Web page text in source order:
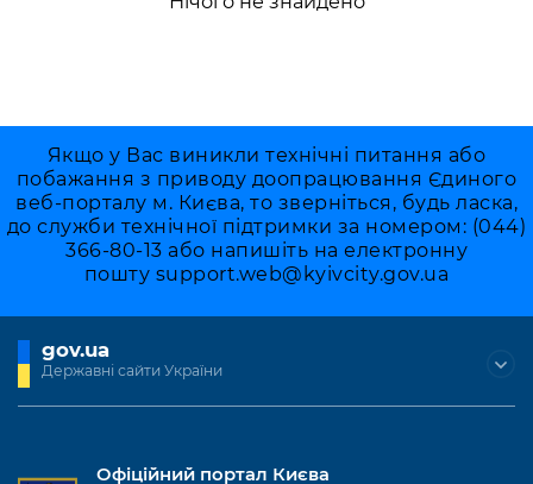
Якщо у Вас виникли технічні питання або
побажання з приводу доопрацювання Єдиного
веб-порталу м. Києва, то зверніться, будь ласка,
до служби технічної підтримки за номером: (044)
366-80-13 або напишіть на електронну
пошту support.web@kyivcity.gov.ua
gov.ua
Державні сайти України
Офіційний портал Києва